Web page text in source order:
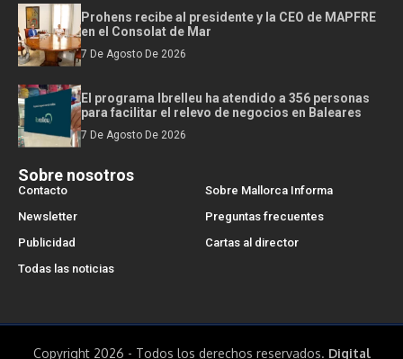
Prohens recibe al presidente y la CEO de MAPFRE
en el Consolat de Mar
7 De Agosto De 2026
El programa Ibrelleu ha atendido a 356 personas
para facilitar el relevo de negocios en Baleares
7 De Agosto De 2026
Sobre nosotros
Contacto
Sobre Mallorca Informa
Newsletter
Preguntas frecuentes
Publicidad
Cartas al director
Todas las noticias
Copyright 2026 - Todos los derechos reservados. Digital